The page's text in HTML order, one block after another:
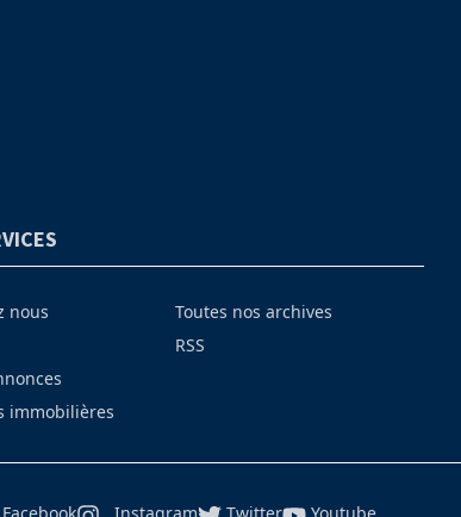
nous
immobilières
Toutes nos archives
RSS